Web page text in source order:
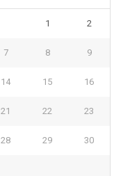
1 2
7 8 9
14 15 16
21 22 23
28 29 30